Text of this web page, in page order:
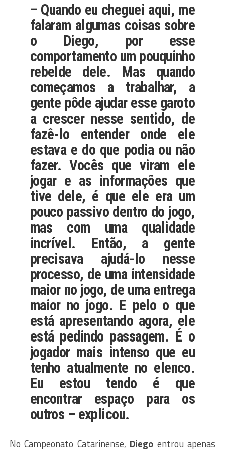
– Quando eu cheguei aqui, me
falaram algumas coisas sobre
o Diego, por esse
comportamento um pouquinho
rebelde dele. Mas quando
começamos a trabalhar, a
gente pôde ajudar esse garoto
a crescer nesse sentido, de
fazê-lo entender onde ele
estava e do que podia ou não
fazer. Vocês que viram ele
jogar e as informações que
tive dele, é que ele era um
pouco passivo dentro do jogo,
mas com uma qualidade
incrível. Então, a gente
precisava ajudá-lo nesse
processo, de uma intensidade
maior no jogo, de uma entrega
maior no jogo. E pelo o que
está apresentando agora, ele
está pedindo passagem. É o
jogador mais intenso que eu
tenho atualmente no elenco.
Eu estou tendo é que
encontrar espaço para os
outros – explicou.
No Campeonato Catarinense, Diego entrou apenas